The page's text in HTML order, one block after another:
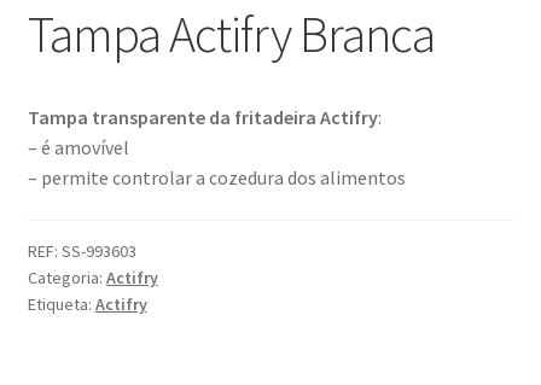
Serviços
Formulário de Contacto
Tampa Actifry Branca
Tampa transparente da fritadeira Actifry:
– é amovível
– permite controlar a cozedura dos alimentos
REF: SS-993603
Categoria: Actifry
Etiqueta: Actifry